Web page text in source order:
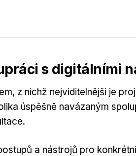
s digitálními
z nichž nejviditelnější je
úspěšně navázaným
a nástrojů pro